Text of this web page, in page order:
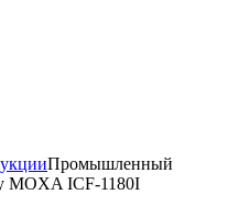
Промышленный
MOXA ICF-1180I